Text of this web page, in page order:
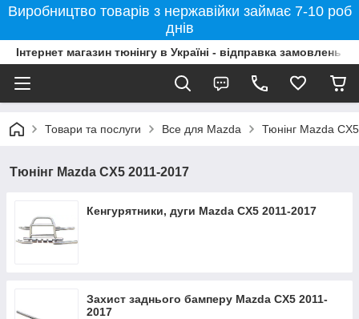
Виробництво товарів з нержавійки займає 7-10 роб
днів
Інтернет магазин тюнінгу в Україні - відправка замовлень
Товари та послуги Все для Mazda Тюнінг Mazda
Тюнінг Mazda CX5 2011-2017
Кенгурятники, дуги Mazda CX5 2011-2017
Захист заднього бамперу Mazda CX5 2011-
2017